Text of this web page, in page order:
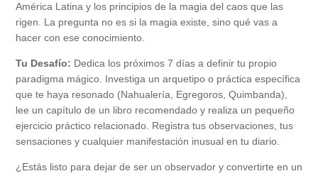
América Latina y los principios de la magia del caos que las
rigen. La pregunta no es si la magia existe, sino qué vas a
hacer con ese conocimiento.
Tu Desafío: Dedica los próximos 7 días a definir tu propio
paradigma mágico. Investiga un arquetipo o práctica específica
que te haya resonado (Nahualería, Egregoros, Quimbanda),
lee un capítulo de un libro recomendado y realiza un pequeño
ejercicio práctico relacionado. Registra tus observaciones, tus
sensaciones y cualquier manifestación inusual en tu diario.
¿Estás listo para dejar de ser un observador y convertirte en un